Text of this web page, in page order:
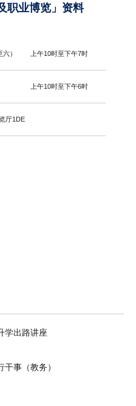
职业博览」资料
） 上午10时至下午7时
上午10时至下午6时
厅1DE
学出路讲座
事（教务）